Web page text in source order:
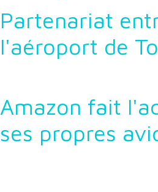
Partenariat
l'aéroport de
Amazon fait
ses propres